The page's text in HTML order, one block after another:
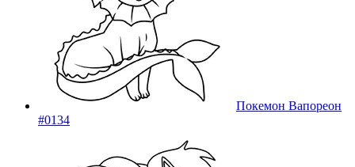
Покемон Вапореон
#0134